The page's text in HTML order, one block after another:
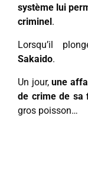
système lui
criminel .
Lorsqu’il
Sakaido.
Un jour,une
de crime de sa
gros poisson…